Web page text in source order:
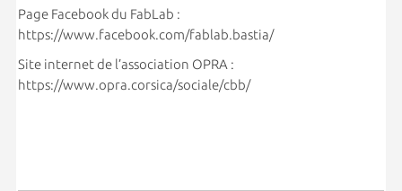
Page Facebook du FabLab :
https://www.facebook.com/fablab.bastia/
Site internet de l’association OPRA :
https://www.opra.corsica/sociale/cbb/